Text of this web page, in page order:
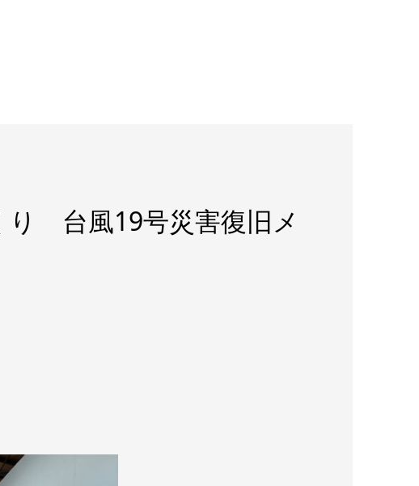
り 台風19号災害復旧メ